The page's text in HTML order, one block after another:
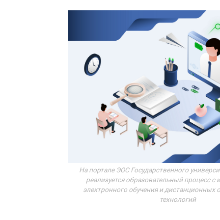
На портале ЭОС Государственного
реализуется образовательный процесс с
электронного обучения и дистанционных
технологий